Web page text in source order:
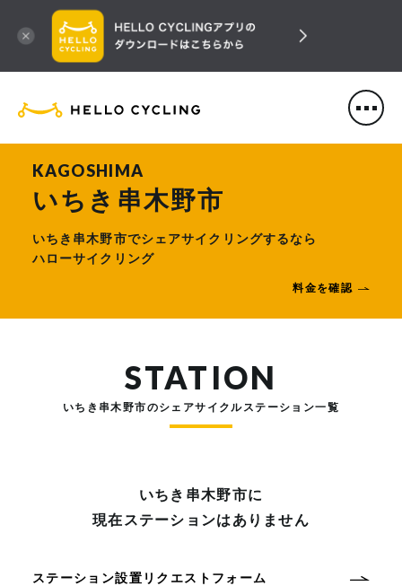
HELLO CYCLING（ハローサ
KAGOSHIMA
いちき串木野市
いちき串木野市でシェアサイクリングするなら
ハローサイクリング
料金を確認
STATION
いちき串木野市のシェアサイクルステーション一覧
いちき串木野市に
現在ステーションはありません
ステーション設置リクエストフォーム